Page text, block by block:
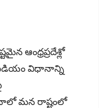
ఆంధ్రప్రదేశ్లో
మీడియం విధానాన్ని
మన రాష్టంలో